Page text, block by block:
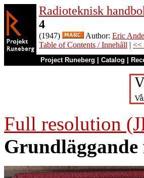
Radioteknisk
4
(1947) Author: Eric
Table of Contents / Innehåll | <<
Project Runeberg Catalog
Full resolution